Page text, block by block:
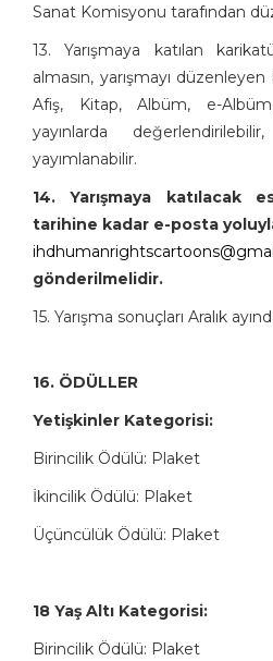
Sanat Komisyonu tarafından
13. Yarışmaya katılan
almasın, yarışmayı
Afiş, Kitap, Albüm, e-
yayınlarda
yayımlanabilir.
14. Yarışmaya katılacak
tarihine kadar e-posta
gönderilmelidir.
15. Yarışma sonuçları Aralık
16. ÖDÜLLER
Yetişkinler Kategorisi:
Birincilik Ödülü: Plaket
İkincilik Ödülü: Plaket
Üçüncülük Ödülü: Plaket
18 Yaş Altı Kategorisi:
Birincilik Ödülü: Plaket